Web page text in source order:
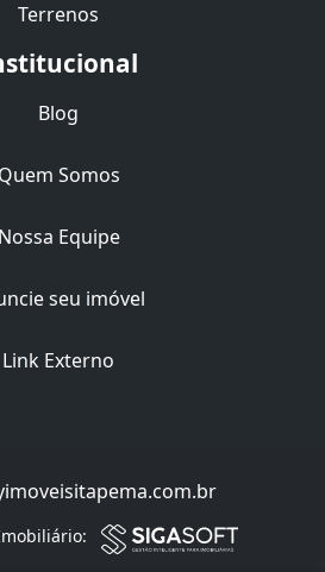
Filtro
Terrenos
Blog
Quem Somos
Nossa Equipe
seu imóvel
Link Externo